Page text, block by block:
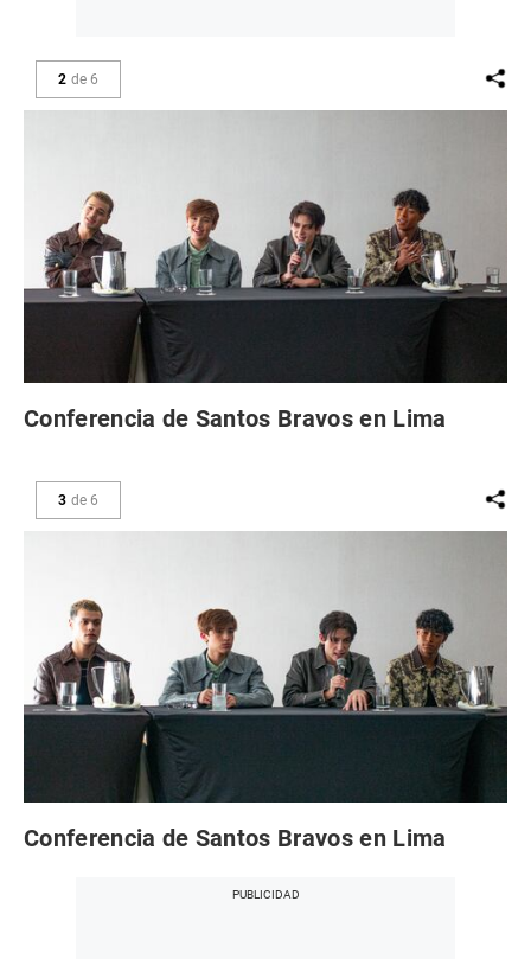
2 de 6
Conferencia de Santos Bravos en Lima
3 de 6
Conferencia de Santos Bravos en Lima